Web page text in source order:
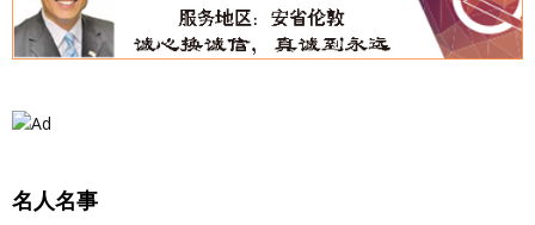
名人名事